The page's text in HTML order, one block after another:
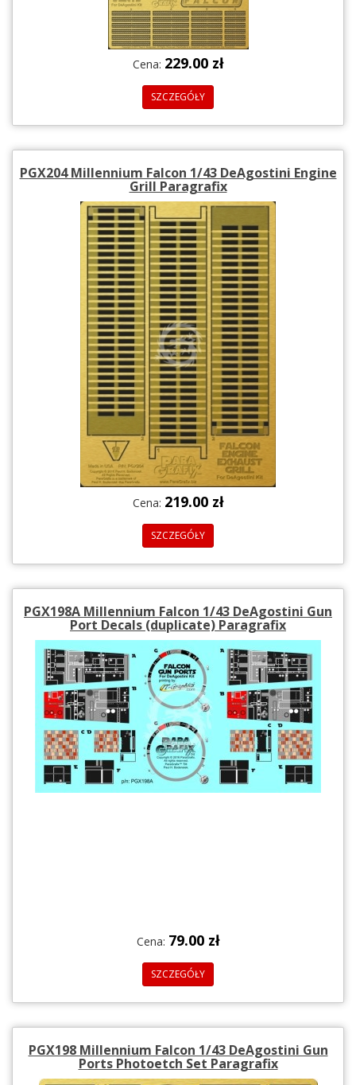
Cena: 229.00 zł
SZCZEGÓŁY
PGX204 Millennium Falcon 1/43 DeAgostini Engine
Grill Paragrafix
Cena: 219.00 zł
SZCZEGÓŁY
PGX198A Millennium Falcon 1/43 DeAgostini Gun
Port Decals (duplicate) Paragrafix
Cena: 79.00 zł
SZCZEGÓŁY
PGX198 Millennium Falcon 1/43 DeAgostini Gun
Ports Photoetch Set Paragrafix